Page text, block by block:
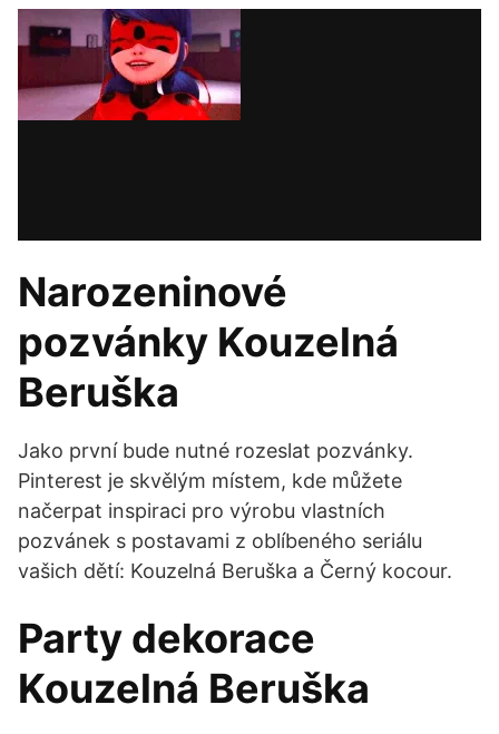
Narozeninové
pozvánky Kouzelná
Beruška
Jako první bude nutné rozeslat pozvánky.
Pinterest je skvělým místem, kde můžete
načerpat inspiraci pro výrobu vlastních
pozvánek s postavami z oblíbeného seriálu
vašich dětí: Kouzelná Beruška a Černý kocour.
Party dekorace
Kouzelná Beruška